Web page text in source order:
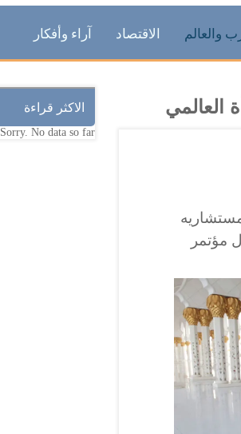
والعالم الاقتصاد آراء وأفكار
العالمي
مستشاريه
مؤتمر
الاكثر قراءة
Sorry. No data so far.